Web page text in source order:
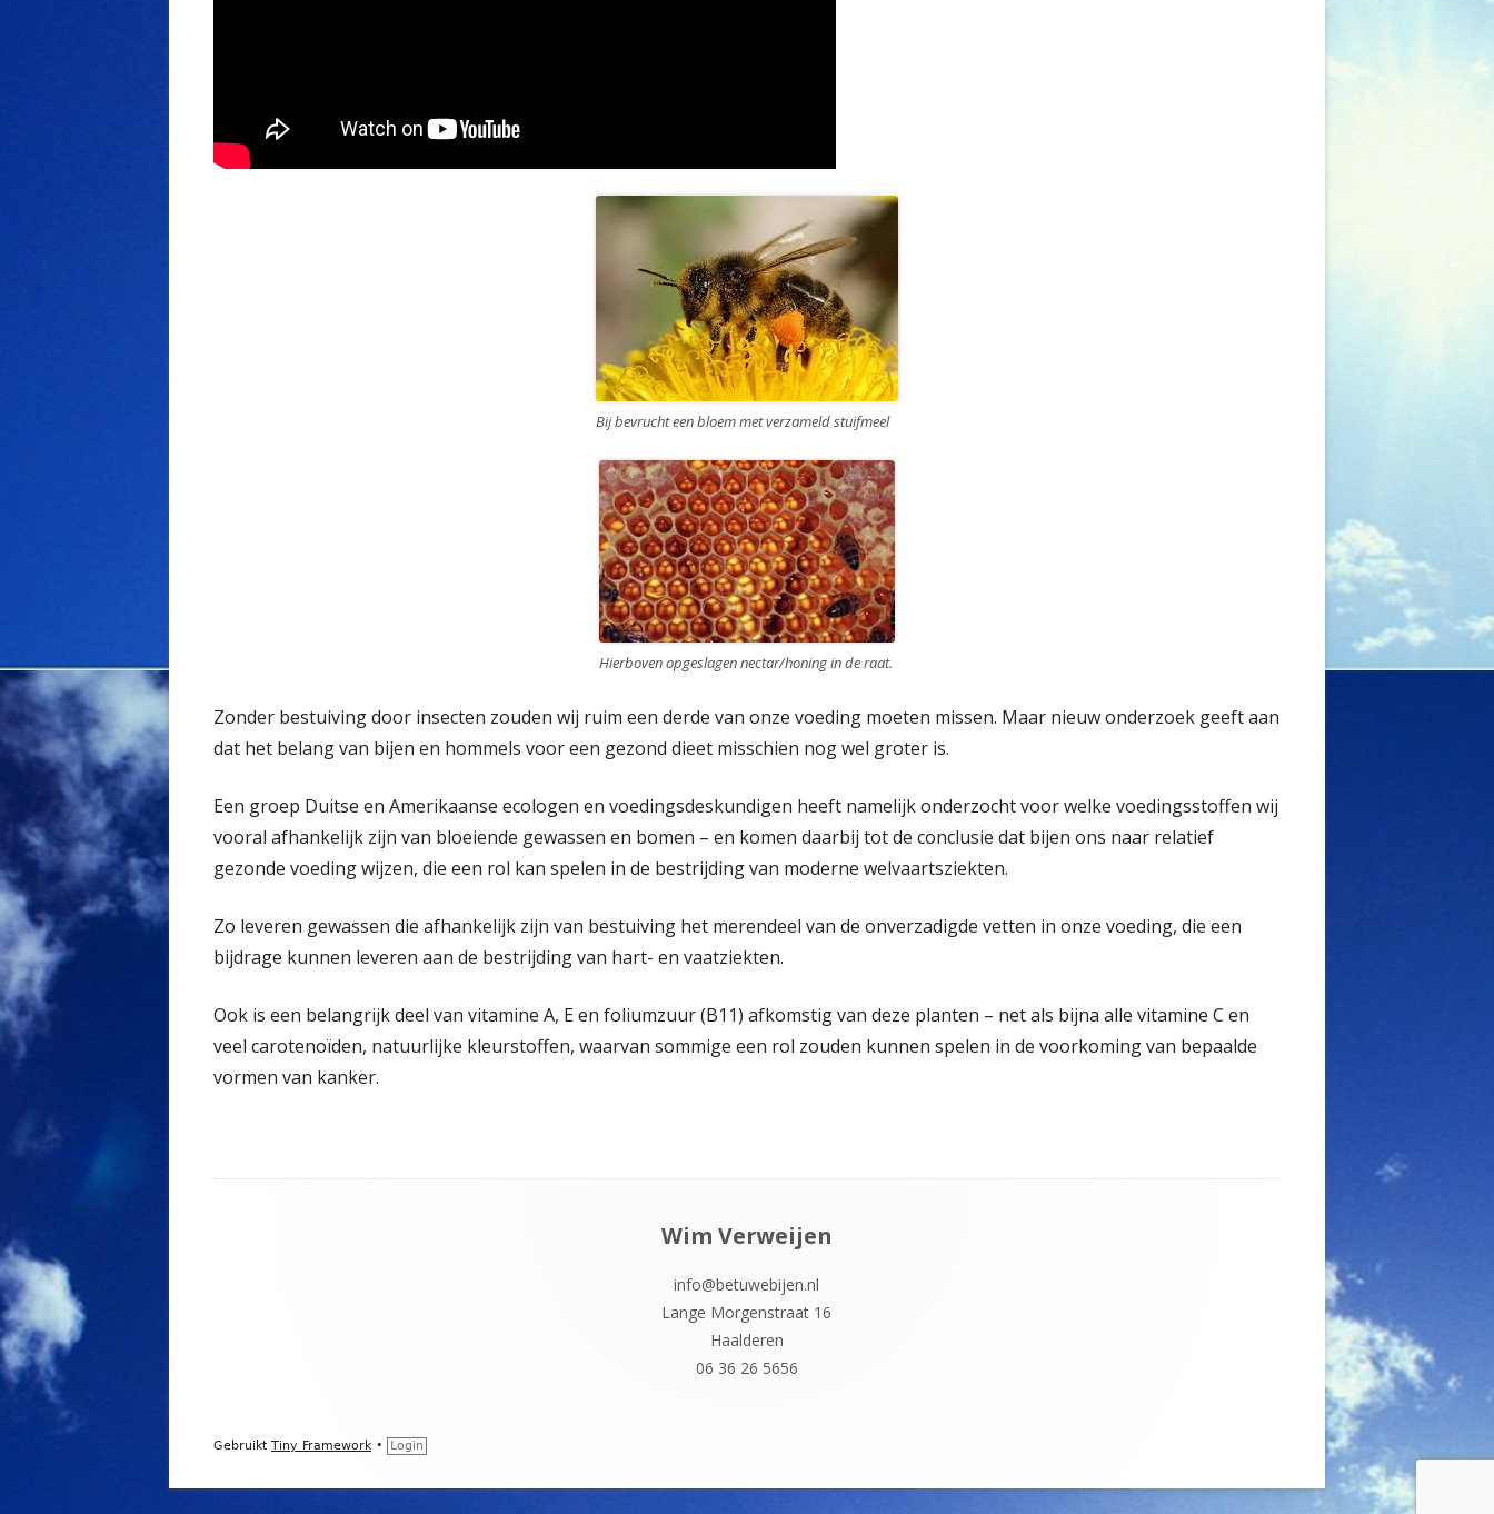
Bij bevrucht een bloem met verzameld stuifmeel
Hierboven opgeslagen nectar/honing in de raat.
Zonder bestuiving door insecten zouden wij ruim een derde van onze voeding moeten missen. Maar nieuw onderzoek geeft aan
dat het belang van bijen en hommels voor een gezond dieet misschien nog wel groter is.
Een groep Duitse en Amerikaanse ecologen en voedingsdeskundigen heeft namelijk onderzocht voor welke voedingsstoffen wij
vooral afhankelijk zijn van bloeiende gewassen en bomen – en komen daarbij tot de conclusie dat bijen ons naar relatief
gezonde voeding wijzen, die een rol kan spelen in de bestrijding van moderne welvaartsziekten.
Zo leveren gewassen die afhankelijk zijn van bestuiving het merendeel van de onverzadigde vetten in onze voeding, die een
bijdrage kunnen leveren aan de bestrijding van hart- en vaatziekten.
Ook is een belangrijk deel van vitamine A, E en foliumzuur (B11) afkomstig van deze planten – net als bijna alle vitamine C en
veel carotenoïden, natuurlijke kleurstoffen, waarvan sommige een rol zouden kunnen spelen in de voorkoming van bepaalde
vormen van kanker.
Wim Verweijen
info@betuwebijen.nl
Lange Morgenstraat 16
Haalderen
06 36 26 5656
Gebruikt Tiny Framework • Login